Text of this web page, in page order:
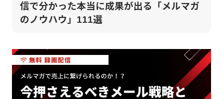
信で分かった本当に成果が出る「メルマガ
のノウハウ」111選